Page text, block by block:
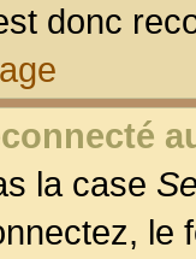
donc
la case
le